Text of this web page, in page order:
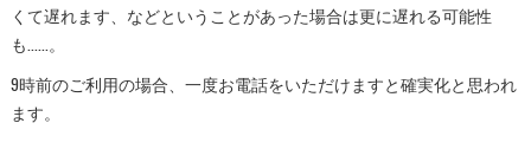
くて遅れます、などということがあった場合は更に遅れる可能性
も……。
9時前のご利用の場合、一度お電話をいただけますと確実化と思われ
ます。